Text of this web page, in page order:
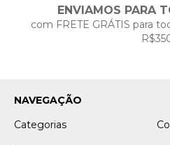
ENVIAMOS PARA
com FRETE GRÁTIS para
NAVEGAÇÃO
Categorias